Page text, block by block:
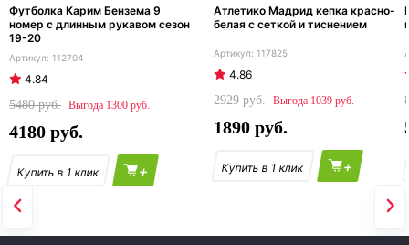
Футболка Карим Бензема 9
номер с длинным рукавом сезон
19-20
112704
4.84
5480
1300
4180
+
Атлетико Мадрид кепка красно-
белая с сеткой и тиснением
117825
4.86
2929
1039
1890
+